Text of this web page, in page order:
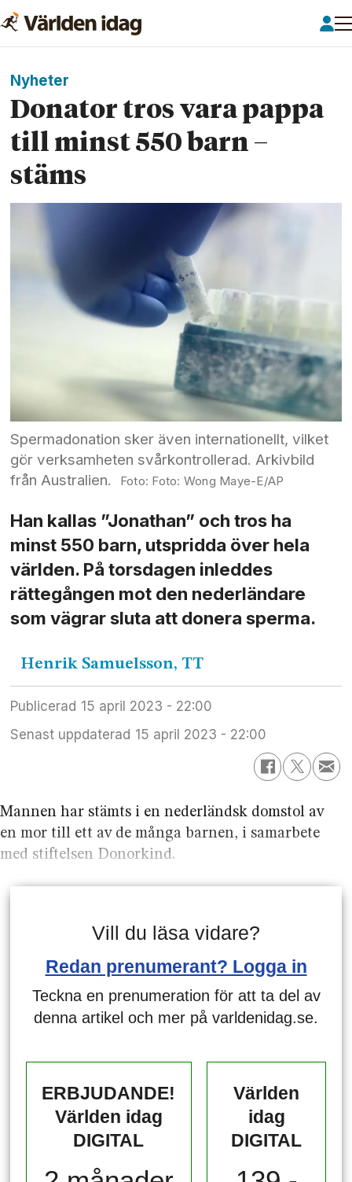
Nyheter
Donator tros vara pappa
till minst 550 barn –
stäms
Spermadonation sker även internationellt, vilket
gör verksamheten svårkontrollerad. Arkivbild
från Australien.
Foto: Wong Maye-E/AP
Han kallas ”Jonathan” och tros ha
minst 550 barn, utspridda över hela
världen. På torsdagen inleddes
rättegången mot den nederländare
som vägrar sluta att donera sperma.
Henrik Samuelsson, TT
Publicerad
15 april 2023 - 22:00
Senast uppdaterad
15 april 2023 - 22:00
Mannen har stämts i en nederländsk domstol av
en mor till ett av de många barnen, i samarbete
med stiftelsen Donorkind.
Vill du läsa vidare?
Redan prenumerant? Logga in
Teckna en prenumeration för att ta del av
denna artikel och mer på varldenidag.se.
ERBJUDANDE!
Världen idag
DIGITAL
Världen
idag
DIGITAL